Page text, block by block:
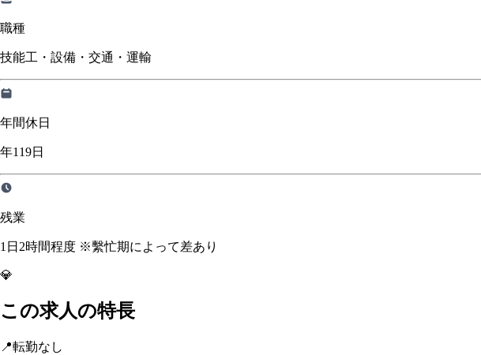
職種
技能工・設備・交通・運輸
年間休日
年119日
残業
1日2時間程度 ※繫忙期によって差あり
💎
この求人の特長
📍転勤なし